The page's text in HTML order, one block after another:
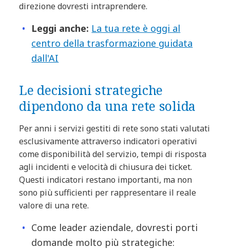
direzione dovresti intraprendere.
Leggi anche: La tua rete è oggi al
centro della trasformazione guidata
dall'AI
Le decisioni strategiche
dipendono da una rete solida
Per anni i servizi gestiti di rete sono stati valutati
esclusivamente attraverso indicatori operativi
come disponibilità del servizio, tempi di risposta
agli incidenti e velocità di chiusura dei ticket.
Questi indicatori restano importanti, ma non
sono più sufficienti per rappresentare il reale
valore di una rete.
Come leader aziendale, dovresti porti
domande molto più strategiche: